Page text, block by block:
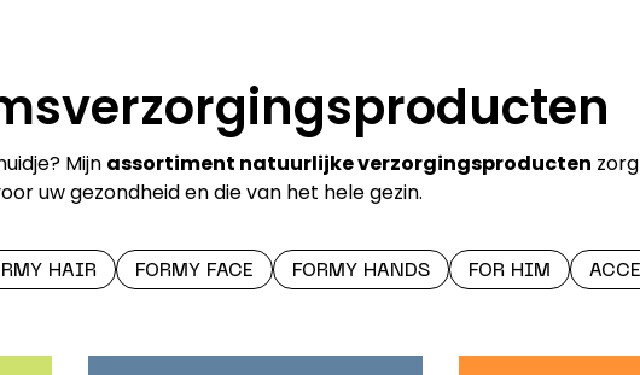
Mijn assortiment natuurlijke verzorgingsproducten
uw gezondheid en die van het hele gezin.
HAIR FORMY FACE FORMY HANDS FOR HIM